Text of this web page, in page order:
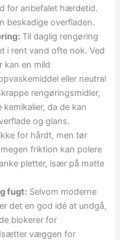
for anbefalet hærdetid.
beskadige overfladen.
Til daglig rengøring
i rent vand ofte nok. Ved
kan en mild
eller neutral
rengøringsmidler,
da de kan
og glans.
for hårdt, men tør
friktion kan polere
pletter, især på matte
fugt: Selvom moderne
det en god idé at undgå,
blokerer for
væggen for